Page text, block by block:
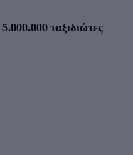
5.000.000 ταξιδιώτες